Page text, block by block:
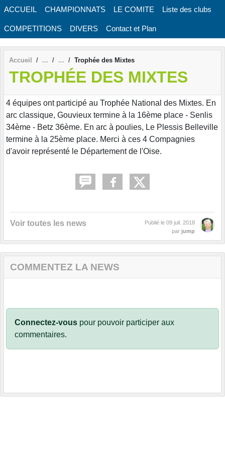
ACCUEIL CHAMPIONNATS LE COMITE Liste des clubs
COMPETITIONS DIVERS Contact et Plan
Accueil Trophée des Mixtes
TROPHÉE DES MIXTES
4 équipes ont participé au Trophée National des Mixtes. En
arc classique, Gouvieux termine à la 16ème place - Senlis
34ème - Betz 36ème. En arc à poulies, Le Plessis Belleville
termine à la 25ème place. Merci à ces 4 Compagnies
d'avoir représenté le Département de l'Oise.
Voir toutes les news Publié le 09 juil. 2018
par jump
COMMENTEZ LA NEWS
Connectez-vous pour pouvoir participer aux
commentaires.
Panneau de gestion des cookies